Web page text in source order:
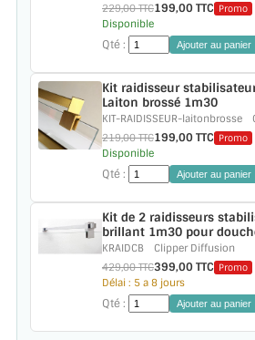
ACCESSOIRES &
CATALOGUE DE PROFILS ET
VERRE
LES FIXATIONS POUR MIROIR
LES PROFILS PAROI DE VERRE
VITRINE EN VERRE
CONNECTEURS ET
PLATS ET CORNIÈRES
LES CHARNIÈRES DE PORTE
229,00 TTC199,00 TTC Promo
Disponible
Qté : Ajouter au panier
Kit raidisseur
Laiton brossé 1m30
KIT-RAIDISSEUR-laitonbrosse
219,00 TTC199,00 TTC Promo
Disponible
Qté : Ajouter au panier
Kit de 2 raidisseurs
brillant 1m30 pour
KRAIDCB
Clipper Diffusion
429,00 TTC399,00 TTC Promo
Délai : 5 a 8 jours
Qté : Ajouter au panier